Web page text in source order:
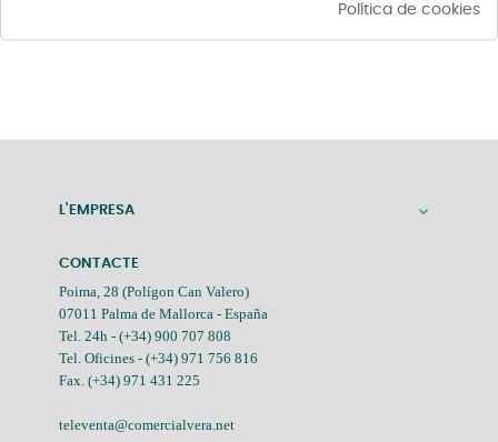
L'EMPRESA 
CONTACTE
Poima, 28 (Polígon Can Valero)
07011 Palma de Mallorca - España
Tel. 24h - (+34) 900 707 808
Tel. Oficines - (+34) 971 756 816
Fax. (+34) 971 431 225
televenta@comercialvera.net
Política de cookies